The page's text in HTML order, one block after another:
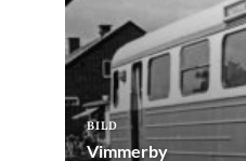
BILD
Vimmerby